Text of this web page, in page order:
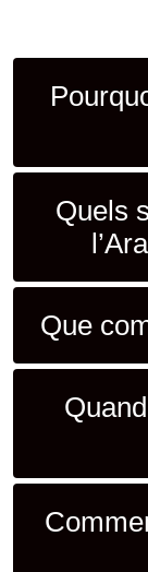
Quels
Que